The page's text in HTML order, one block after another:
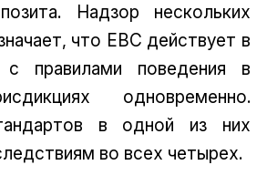
Надзор нескольких
что EBC действует в
с правилами поведения в
одновременно.
в одной из них
во всех четырех.